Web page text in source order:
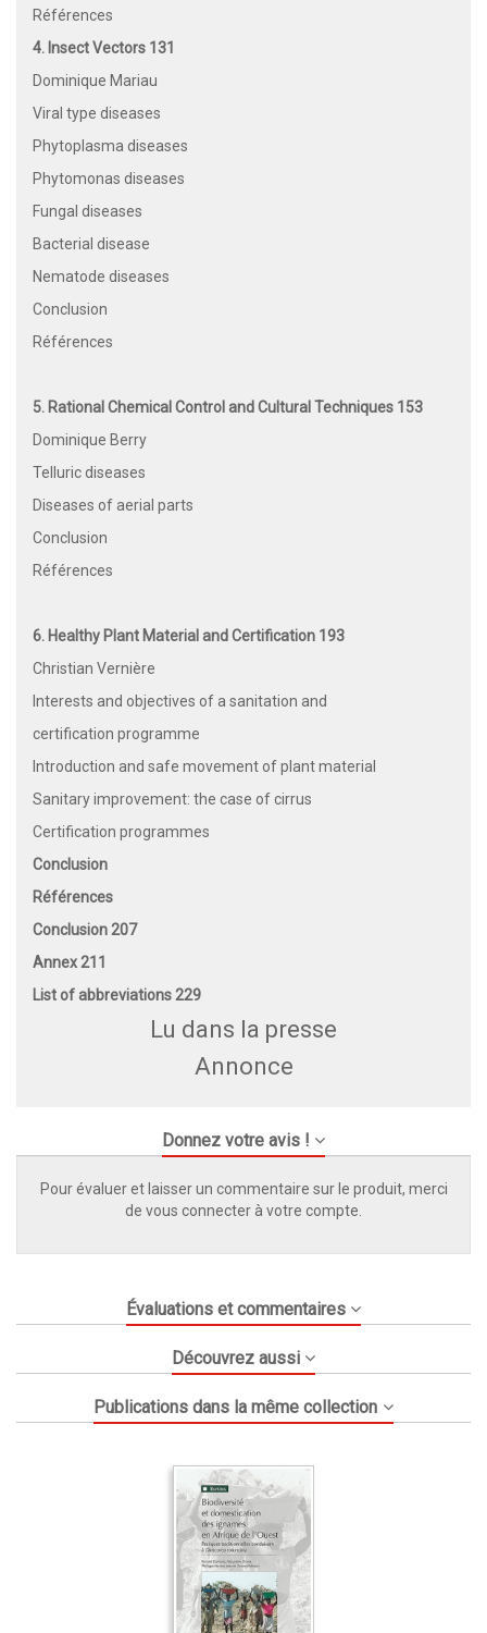
Références
4. Insect Vectors 131
Dominique Mariau
Viral type diseases
Phytoplasma diseases
Phytomonas diseases
Fungal diseases
Bacterial disease
Nematode diseases
Conclusion
Références
5. Rational Chemical Control and Cultural Techniques 153
Dominique Berry
Telluric diseases
Diseases of aerial parts
Conclusion
Références
6. Healthy Plant Material and Certification 193
Christian Vernière
Interests and objectives of a sanitation and
certification programme
Introduction and safe movement of plant material
Sanitary improvement: the case of cirrus
Certification programmes
Conclusion
Références
Conclusion 207
Annex 211
List of abbreviations 229
Lu dans la presse
Annonce
Donnez votre avis !
Pour évaluer et laisser un commentaire sur le produit, merci
de vous connecter à votre compte.
Évaluations et commentaires
Découvrez aussi
Publications dans la même collection